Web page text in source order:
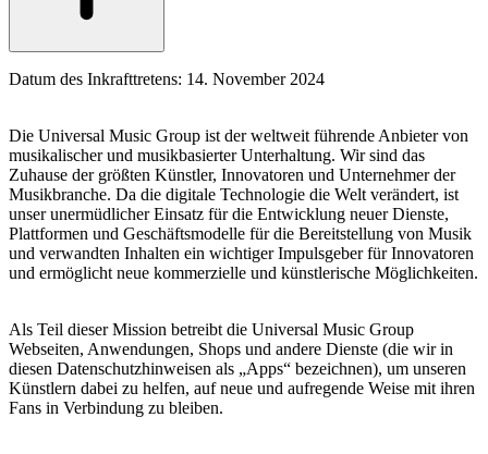
Datum des Inkrafttretens: 14. November 2024
Die Universal Music Group ist der weltweit führende Anbieter von
musikalischer und musikbasierter Unterhaltung. Wir sind das
Zuhause der größten Künstler, Innovatoren und Unternehmer der
Musikbranche. Da die digitale Technologie die Welt verändert, ist
unser unermüdlicher Einsatz für die Entwicklung neuer Dienste,
Plattformen und Geschäftsmodelle für die Bereitstellung von Musik
und verwandten Inhalten ein wichtiger Impulsgeber für Innovatoren
und ermöglicht neue kommerzielle und künstlerische Möglichkeiten.
Als Teil dieser Mission betreibt die Universal Music Group
Webseiten, Anwendungen, Shops und andere Dienste (die wir in
diesen Datenschutzhinweisen als „Apps“ bezeichnen), um unseren
Künstlern dabei zu helfen, auf neue und aufregende Weise mit ihren
Fans in Verbindung zu bleiben.